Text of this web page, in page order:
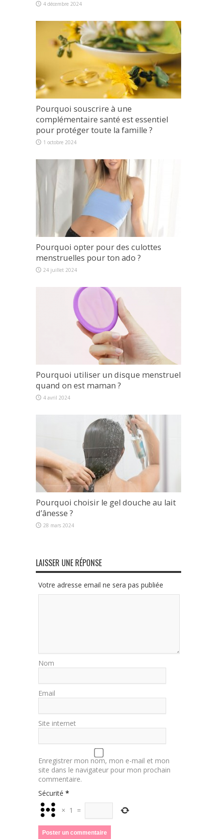
4 décembre 2024
Pourquoi souscrire à une
complémentaire santé est essentiel
pour protéger toute la famille ?
1 octobre 2024
Pourquoi opter pour des culottes
menstruelles pour ton ado ?
24 juillet 2024
Pourquoi utiliser un disque menstruel
quand on est maman ?
4 avril 2024
Pourquoi choisir le gel douche au lait
d’ânesse ?
28 mars 2024
LAISSER UNE RÉPONSE
Votre adresse email ne sera pas publiée
Nom
Email
Site internet
Enregistrer mon nom, mon e-mail et mon
site dans le navigateur pour mon prochain
commentaire.
Sécurité *
× 1 =